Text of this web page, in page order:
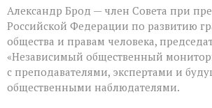
Александр Брод — член Совета при
Российской Федерации по развитию
общества и правам человека,
«Независимый общественный
с преподавателями, экспертами и
общественными наблюдателями.